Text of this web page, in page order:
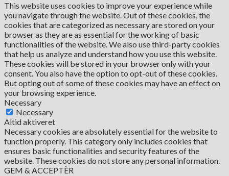
This website uses cookies to improve your experience while
you navigate through the website. Out of these cookies, the
cookies that are categorized as necessary are stored on your
browser as they are as essential for the working of basic
functionalities of the website. We also use third-party cookies
that help us analyze and understand how you use this website.
These cookies will be stored in your browser only with your
consent. You also have the option to opt-out of these cookies.
But opting out of some of these cookies may have an effect on
your browsing experience.
Necessary
Necessary
Altid aktiveret
Necessary cookies are absolutely essential for the website to
function properly. This category only includes cookies that
ensures basic functionalities and security features of the
website. These cookies do not store any personal information.
GEM & ACCEPTÈR